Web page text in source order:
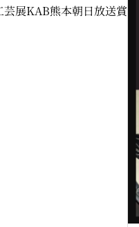
展KAB熊本朝日放送賞